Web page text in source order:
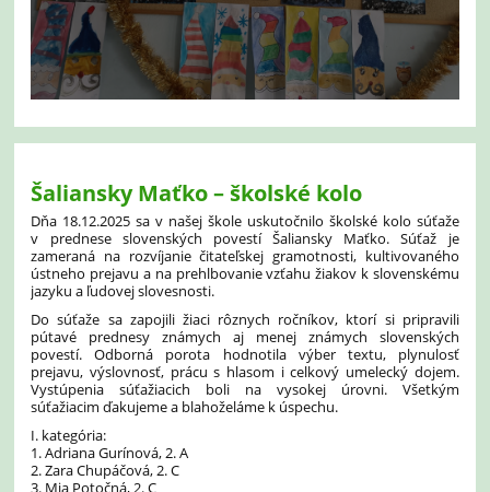
Šaliansky Maťko – školské kolo
Dňa 18.12.2025 sa v našej škole uskutočnilo školské kolo súťaže
v prednese slovenských povestí Šaliansky Maťko. Súťaž je
zameraná na rozvíjanie čitateľskej gramotnosti, kultivovaného
ústneho prejavu a na prehlbovanie vzťahu žiakov k slovenskému
jazyku a ľudovej slovesnosti.
Do súťaže sa zapojili žiaci rôznych ročníkov, ktorí si pripravili
pútavé prednesy známych aj menej známych slovenských
povestí. Odborná porota hodnotila výber textu, plynulosť
prejavu, výslovnosť, prácu s hlasom i celkový umelecký dojem.
Vystúpenia súťažiacich boli na vysokej úrovni. Všetkým
súťažiacim ďakujeme a blahoželáme k úspechu.
I. kategória:
1. Adriana Gurínová, 2. A
2. Zara Chupáčová, 2. C
3. Mia Potočná, 2. C